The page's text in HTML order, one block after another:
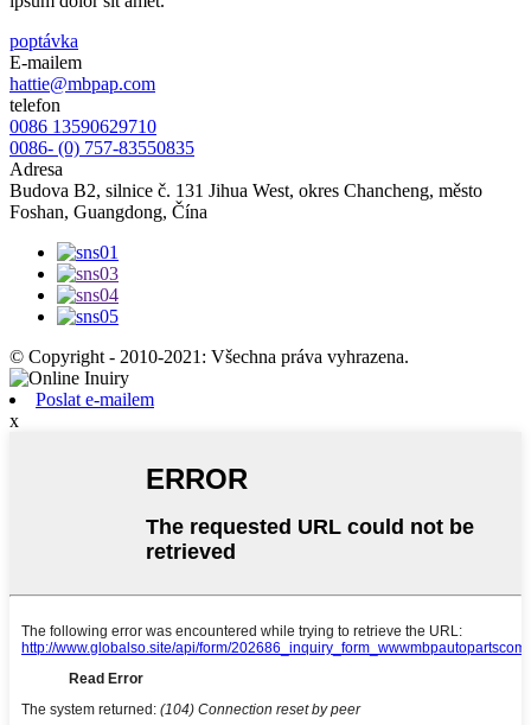
poptávka
E-mailem
hattie@mbpap.com
telefon
0086 13590629710
0086- (0) 757-83550835
Adresa
Budova B2, silnice č. 131 Jihua West, okres Chancheng, město
Foshan, Guangdong, Čína
© Copyright - 2010-2021: Všechna práva vyhrazena.
Poslat e-mailem
x